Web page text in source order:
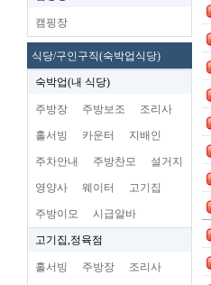
캠핑장
식당/구인구직(숙박업식당)
숙박업(내 식당)
주방장 주방보조 조리사
홀서빙 카운터 지배인
주차안내 주방찬모 설거지
영양사 웨이터 고기집
주방이모 시급알바
고기집,정육점
홀서빙 주방장 조리사